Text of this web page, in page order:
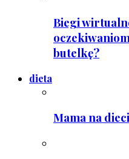
Biegi
butelkę?
dieta
Mama na